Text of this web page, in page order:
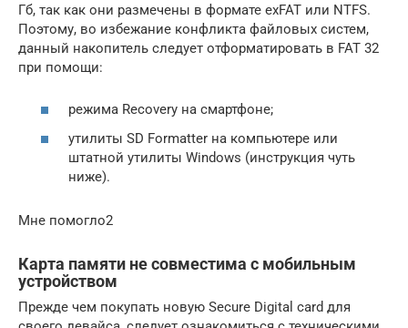
Гб, так как они размечены в формате exFAT или NTFS.
Поэтому, во избежание конфликта файловых систем,
данный накопитель следует отформатировать в FAT 32
при помощи:
режима Recovery на смартфоне;
утилиты SD Formatter на компьютере или
штатной утилиты Windows (инструкция чуть
ниже).
Мне помогло2
Карта памяти не совместима с мобильным
устройством
Прежде чем покупать новую Secure Digital card для